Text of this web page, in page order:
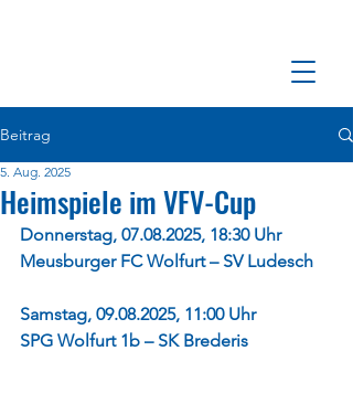
Beitrag
Heimspiele im VFV-Cup
5. Aug. 2025
Donnerstag, 07.08.2025, 18:30 Uhr
Meusburger FC Wolfurt – SV Ludesch
Samstag, 09.08.2025, 11:00 Uhr
SPG Wolfurt 1b – SK Brederis